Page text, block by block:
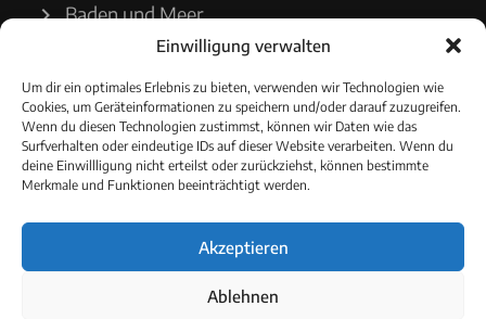
Einwilligung verwalten
Um dir ein optimales Erlebnis zu bieten, verwenden wir Technologien wie
Cookies, um Geräteinformationen zu speichern und/oder darauf zuzugreifen.
Wenn du diesen Technologien zustimmst, können wir Daten wie das
Surfverhalten oder eindeutige IDs auf dieser Website verarbeiten. Wenn du
deine Einwillligung nicht erteilst oder zurückziehst, können bestimmte
Merkmale und Funktionen beeinträchtigt werden.
Akzeptieren
Ablehnen
Baden und Meer
Wetterdienst
Wasserstände
Schiffsverkehr